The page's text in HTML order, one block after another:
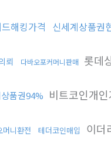
해킹가격 신세계상품권
뢰 다바오포커머니판매 롯데
품권94% 비트코인개
머니환전 테더코인매입 이더